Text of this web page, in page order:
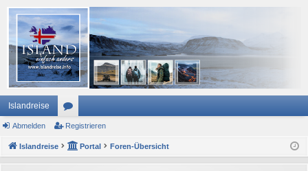
Islandreise
or
en
Abmelden Registrieren
Islandreise Portal Foren-Übersicht